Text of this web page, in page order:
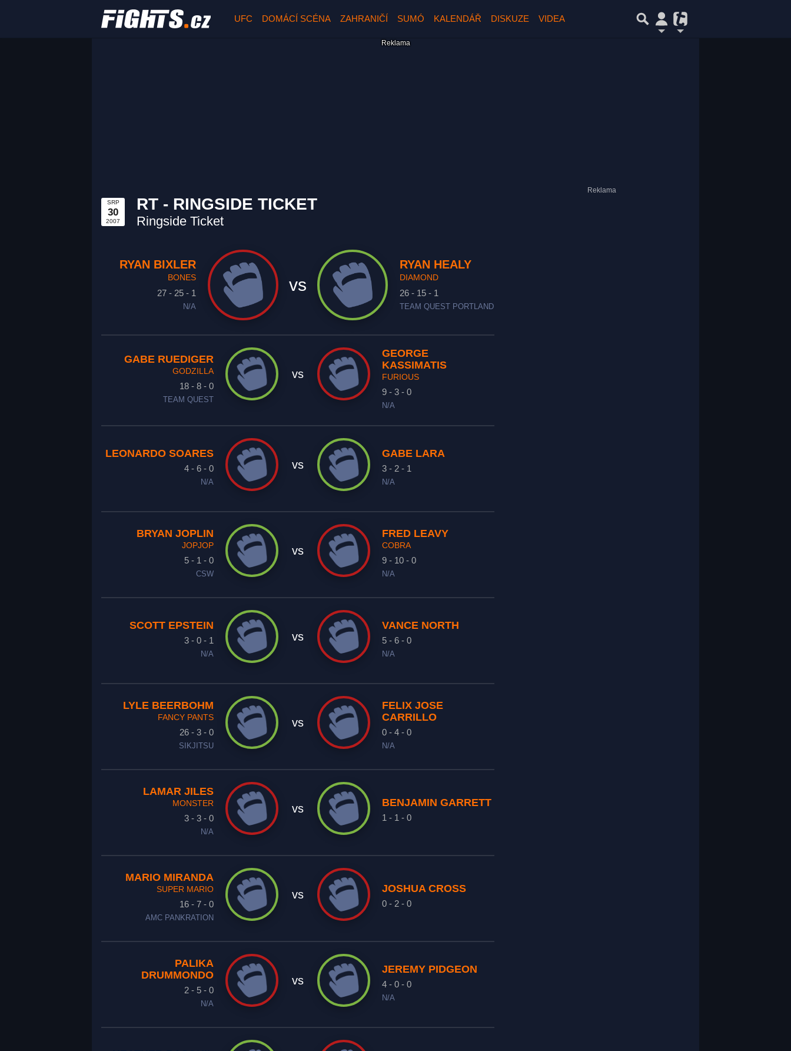
UFC DOMÁCÍ SCÉNA ZAHRANIČÍ SUMÓ KALENDÁŘ DISKUZE VIDEA
SRP
30
2007
RT - RINGSIDE TICKET
Ringside Ticket
RYAN BIXLER
BONES
27 - 25 - 1
N/A
vs
RYAN HEALY
DIAMOND
26 - 15 - 1
TEAM QUEST PORTLAND
GABE RUEDIGER
GODZILLA
18 - 8 - 0
TEAM QUEST
vs
GEORGE
KASSIMATIS
FURIOUS
9 - 3 - 0
N/A
LEONARDO SOARES
4 - 6 - 0
N/A
vs
GABE LARA
3 - 2 - 1
N/A
BRYAN JOPLIN
JOPJOP
5 - 1 - 0
CSW
vs
FRED LEAVY
COBRA
9 - 10 - 0
N/A
SCOTT EPSTEIN
3 - 0 - 1
N/A
vs
VANCE NORTH
5 - 6 - 0
N/A
LYLE BEERBOHM
FANCY PANTS
26 - 3 - 0
SIKJITSU
vs
FELIX JOSE
CARRILLO
0 - 4 - 0
N/A
LAMAR JILES
MONSTER
3 - 3 - 0
N/A
vs BENJAMIN GARRETT
1 - 1 - 0
MARIO MIRANDA
SUPER MARIO
16 - 7 - 0
AMC PANKRATION
vs JOSHUA CROSS
0 - 2 - 0
PALIKA
DRUMMONDO
2 - 5 - 0
N/A
vs
JEREMY PIDGEON
4 - 0 - 0
N/A